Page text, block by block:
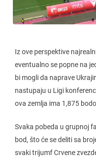
Iz ove perspektive
eventualno se popne na
bi mogli da naprave
nastupaju u Ligi
ova zemlja ima 1,875
Svaka pobeda u grupnoj
bod, što će se deliti sa
svaki trijumf Crvene